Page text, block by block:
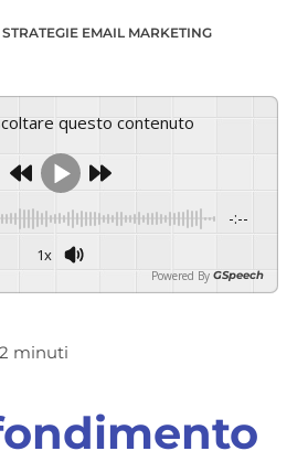
STRATEGIE EMAIL MARKETING
questo contenuto
-:--
1x
Powered By GSpeech